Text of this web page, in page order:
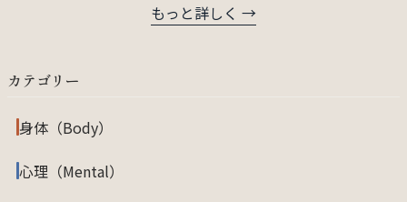
もっと詳しく →
カテゴリー
身体（Body）
心理（Mental）